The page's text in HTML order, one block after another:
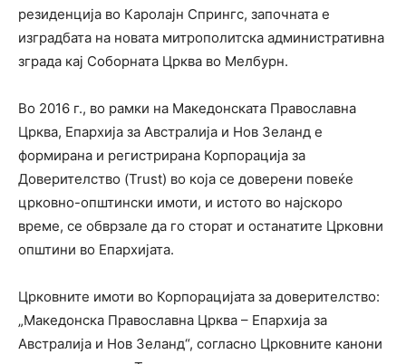
резиденција во Каролајн Спрингс, започната е
изградбата на новата митрополитска административна
зграда кај Соборната Црква во Мелбурн.
Во 2016 г., во рамки на Македонската Православна
Црква, Епархија за Австралија и Нов Зеланд е
формирана и регистрирана Корпорација за
Доверителство (Trust) во која се доверени повеќе
црковно-општински имоти, и истото во најскоро
време, се обврзале да го сторат и останатите Црковни
општини во Епархијата.
Црковните имоти во Корпорацијата за доверителство:
„Македонска Православна Црква – Епархија за
Австралија и Нов Зеланд“, согласно Црковните канони